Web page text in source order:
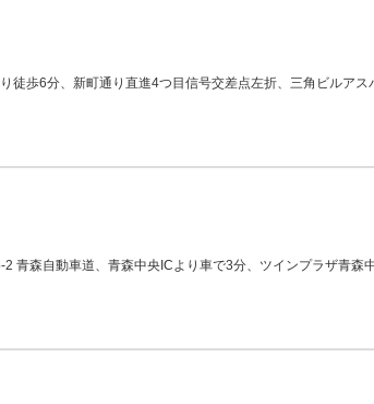
徒歩6分、新町通り直進4つ目信号交差点左折、三角ビルアス
青森自動車道、青森中央ICより車で3分、ツインプラザ青森